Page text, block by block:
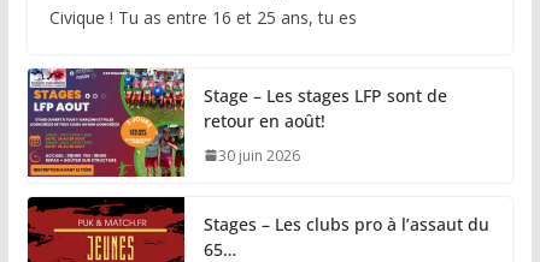
Civique ! Tu as entre 16 et 25 ans, tu es
Stage – Les stages LFP sont de
retour en août!
30 juin 2026
Stages – Les clubs pro à l’assaut du
65…